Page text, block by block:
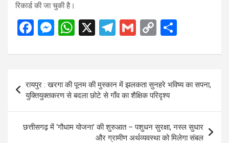
रिकार्ड की जा चुकी है।
F
ce
o
o
k
M
se
g
er
W
at
A
p
p
X
T
e
gr
a
m
G
ail
C
py
Li
n
k
ar
navigation
रायपुर : खरगा की पूनम की मुस्कान में झलकता सुनहरे भविष्य का सपना,
युक्तियुक्तकरण से बदला छोटे से गाँव का शैक्षिक परिदृश्य
छत्तीसगढ़ में ‘गौधाम योजना’ की शुरुआत – पशुधन सुरक्षा, नस्ल सुधार
और ग्रामीण अर्थव्यवस्था को मिलेगा संबल